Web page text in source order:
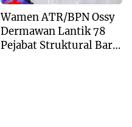
Wamen ATR/BPN Ossy
Dermawan Lantik 78
Pejabat Struktural Baru